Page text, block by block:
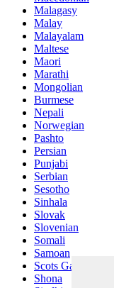
Malagasy
Malay
Malayalam
Maltese
Maori
Marathi
Mongolian
Burmese
Nepali
Norwegian
Pashto
Persian
Punjabi
Serbian
Sesotho
Sinhala
Slovak
Slovenian
Somali
Samoan
Scots Gaelic
Shona